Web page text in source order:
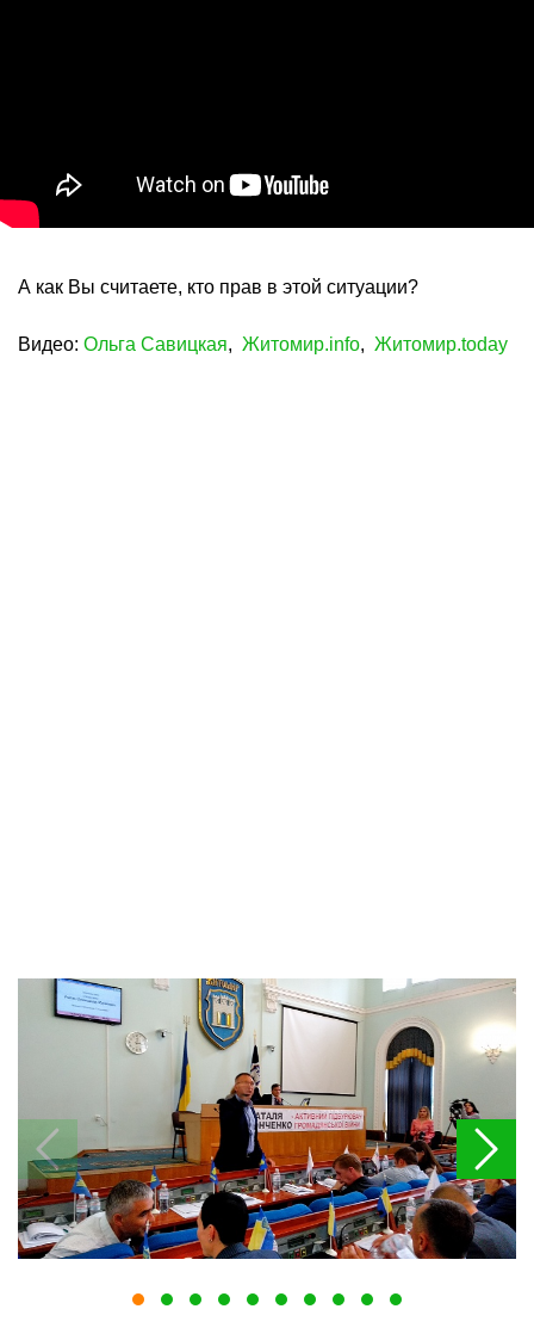
А как Вы считаете, кто прав в этой ситуации?
Видео: Ольга Савицкая, Житомир.info, Житомир.today